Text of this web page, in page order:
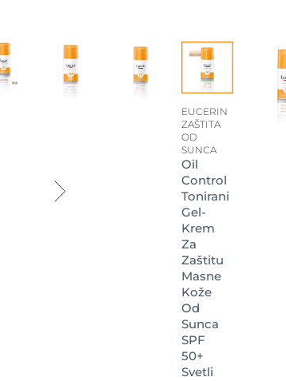
EUCERIN
ZAŠTITA
OD
SUNCA
Oil
Control
Tonirani
Gel-
Krem
Za
Zaštitu
Masne
Kože
Od
Sunca
SPF
50+
Svetli